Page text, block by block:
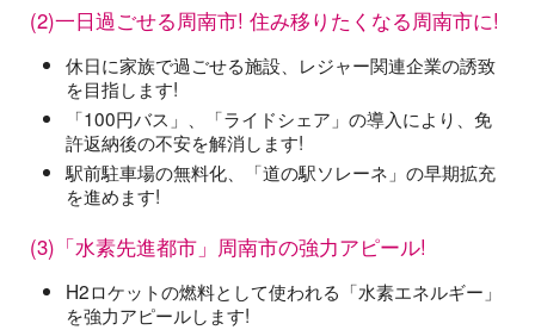
(2)一日過ごせる周南市! 住み移りたくなる周南市に!
休日に家族で過ごせる施設、レジャー関連企業の誘致
を目指します!
「100円バス」、「ライドシェア」の導入により、免
許返納後の不安を解消します!
駅前駐車場の無料化、「道の駅ソレーネ」の早期拡充
を進めます!
(3)「水素先進都市」周南市の強力アピール!
H2ロケットの燃料として使われる「水素エネルギー」
を強力アピールします!